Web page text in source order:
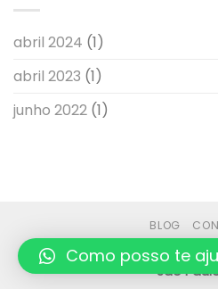
abril 2024 (1)
abril 2023 (1)
junho 2022 (1)
BLOG
Copyright 2026 ©
São
Como posso te